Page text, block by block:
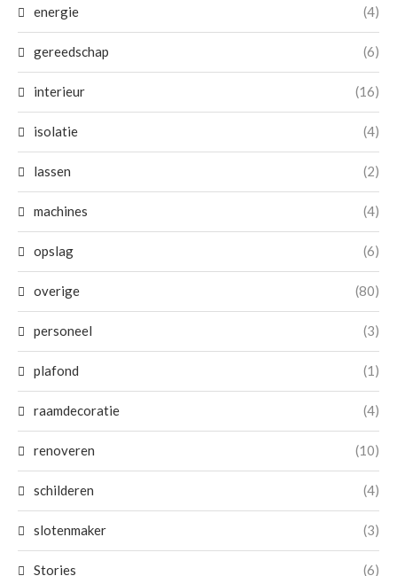
energie (4)
gereedschap (6)
interieur (16)
isolatie (4)
lassen (2)
machines (4)
opslag (6)
overige (80)
personeel (3)
plafond (1)
raamdecoratie (4)
renoveren (10)
schilderen (4)
slotenmaker (3)
Stories (6)